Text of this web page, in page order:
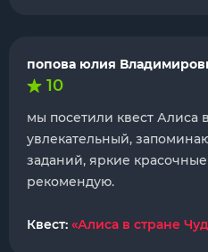
попова юлия
10
мы посетили квест Алиса
увлекательный,
заданий, яркие
рекомендую.
Квест: «Алиса в стране